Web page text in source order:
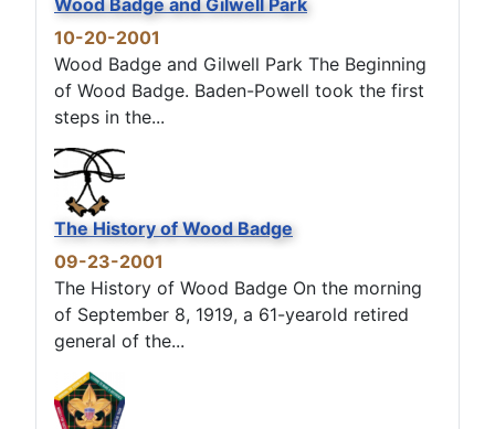
10-20-2001
Wood Badge and Gilwell Park The Beginning
of Wood Badge. Baden-Powell took the first
steps in the...
The History of Wood Badge
09-23-2001
The History of Wood Badge On the morning
of September 8, 1919, a 61-yearold retired
general of the...